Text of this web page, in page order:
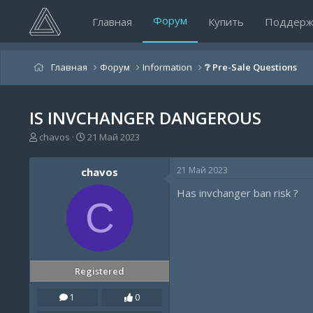
Главная Форум Купить
Главная Форум Information ❔ Pre-Sale Questions
IS INVCHANGER DANGEROUS
А
т
chavos
Д
т
а
н
ч
а
а
21 Май 2023
chavos
C
Registered
1 0
21 Май 2023
Has invchanger ban risk ?